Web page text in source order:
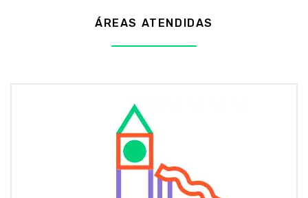
ÁREAS ATENDIDAS